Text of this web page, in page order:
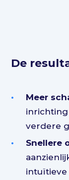
De
Meer
inrichting
verdere
Snellere
intuïtieve